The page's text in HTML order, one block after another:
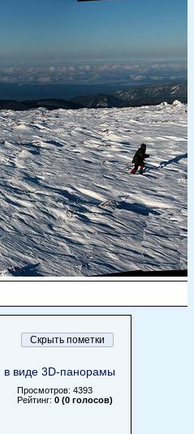
виде 3D-панорамы
Просмотров: 4393
Рейтинг: 0 (0 голосов)